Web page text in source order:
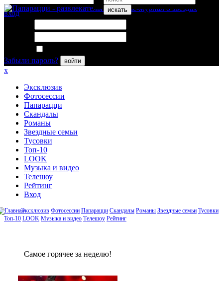
искать
вход
Забыли пароль?
войти
x
Эксклюзив
Фотосессии
Папарацци
Скандалы
Романы
Звездные семьи
Тусовки
Топ-10
LOOK
Музыка и видео
Телешоу
Рейтинг
Вход
Эксклюзив Фотосессии Папарацци Скандалы Романы Звездные семьи Тусовки
Топ-10 LOOK Музыка и видео Телешоу Рейтинг
Сaмое гoрячее за неделю!